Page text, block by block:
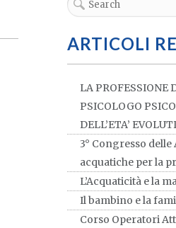
ARTICOLI
LA PROFESSIONE
PSICOLOGO
DELL’ETA’
3° Congresso delle
acquatiche per la
L’Acquaticità e la
Il bambino e la
Corso Operatori